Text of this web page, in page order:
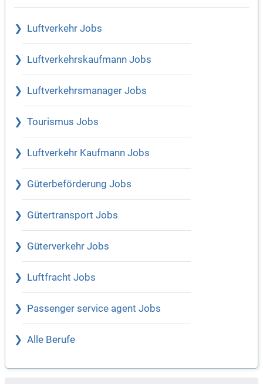
Luftverkehr Jobs
Luftverkehrskaufmann Jobs
Luftverkehrsmanager Jobs
Tourismus Jobs
Luftverkehr Kaufmann Jobs
Güterbeförderung Jobs
Gütertransport Jobs
Güterverkehr Jobs
Luftfracht Jobs
Passenger service agent Jobs
Alle Berufe